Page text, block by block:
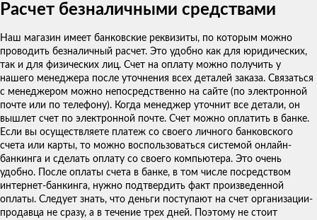
Расчет безналичными средствами
Наш магазин имеет банковские реквизиты, по которым можно
проводить безналичный расчет. Это удобно как для юридических,
так и для физических лиц. Счет на оплату можно получить у
нашего менеджера после уточнения всех деталей заказа. Связаться
с менеджером можно непосредственно на сайте (по электронной
почте или по телефону). Когда менеджер уточнит все детали, он
вышлет счет по электронной почте. Счет можно оплатить в банке.
Если вы осуществляете платеж со своего личного банковского
счета или карты, то можно воспользоваться системой онлайн-
банкинга и сделать оплату со своего компьютера. Это очень
удобно. После оплаты счета в банке, в том числе посредством
интернет-банкинга, нужно подтвердить факт произведенной
оплаты. Следует знать, что деньги поступают на счет организации-
продавца не сразу, а в течение трех дней. Поэтому не стоит